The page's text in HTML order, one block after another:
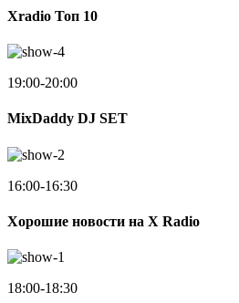
Xradio Топ 10
19:00-20:00
MixDaddy DJ SET
16:00-16:30
Хорошие новости на X Radio
18:00-18:30